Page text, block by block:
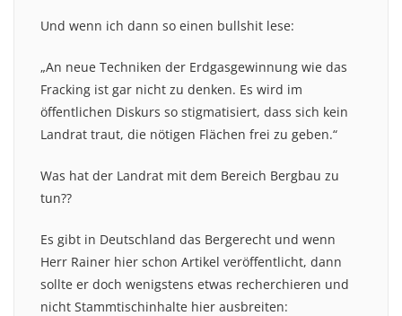
Und wenn ich dann so einen bullshit lese:
„An neue Techniken der Erdgasgewinnung wie das
Fracking ist gar nicht zu denken. Es wird im
öffentlichen Diskurs so stigmatisiert, dass sich kein
Landrat traut, die nötigen Flächen frei zu geben.“
Was hat der Landrat mit dem Bereich Bergbau zu
tun??
Es gibt in Deutschland das Bergerecht und wenn
Herr Rainer hier schon Artikel veröffentlicht, dann
sollte er doch wenigstens etwas recherchieren und
nicht Stammtischinhalte hier ausbreiten: